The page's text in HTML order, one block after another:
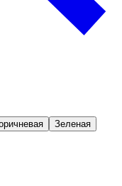
Зеленая